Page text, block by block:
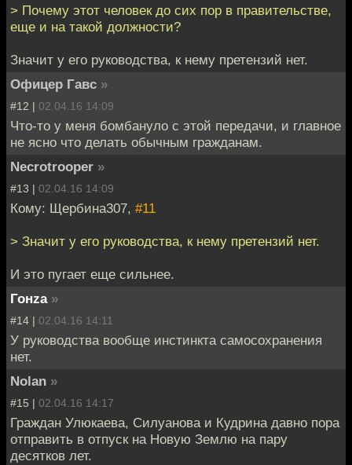
> Почему этот человек до сих пор в правительстве,
еще и на такой должности?
Значит у его руководства, к нему претензий нет.
Офицер Гавс »
#12 | 02.04.16 14:09
Что-то у меня бомбануло с этой передачи, и главное
не ясно что делать обычным гражданам.
Necrotrooper »
#13 | 02.04.16 14:09
Кому: Щербина307, #11
> Значит у его руководства, к нему претензий нет.
И это пугает еще сильнее.
Гонzа »
#14 | 02.04.16 14:11
У руководства вообще инстинкта самосохранения
нет.
Nolan »
#15 | 02.04.16 14:17
Граждан Улюкаева, Силуанова и Кудрина давно пора
отправить в отпуск на Новую Землю на пару
десятков лет.